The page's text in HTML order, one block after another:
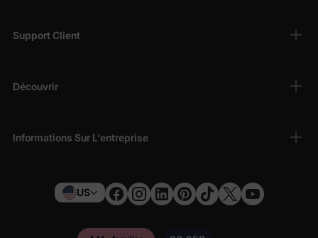
Support Client
Découvrir
Informations Sur L'entreprise
US